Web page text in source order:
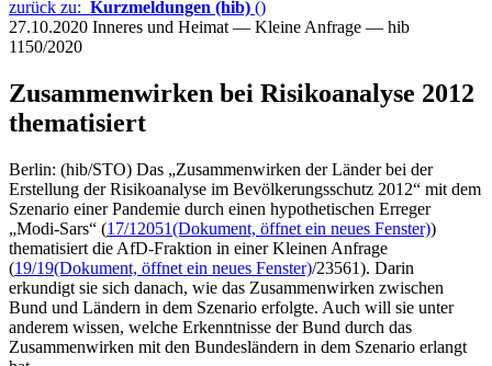
zurück zu: Kurzmeldungen (hib) ()
27.10.2020 Inneres und Heimat — Kleine Anfrage — hib
1150/2020
Zusammenwirken bei Risikoanalyse 2012
thematisiert
Berlin: (hib/STO) Das „Zusammenwirken der Länder bei der
Erstellung der Risikoanalyse im Bevölkerungsschutz 2012“ mit dem
Szenario einer Pandemie durch einen hypothetischen Erreger
„Modi-Sars“ (17/12051(Dokument, öffnet ein neues Fenster))
thematisiert die AfD-Fraktion in einer Kleinen Anfrage
(19/19(Dokument, öffnet ein neues Fenster)/23561). Darin
erkundigt sie sich danach, wie das Zusammenwirken zwischen
Bund und Ländern in dem Szenario erfolgte. Auch will sie unter
anderem wissen, welche Erkenntnisse der Bund durch das
Zusammenwirken mit den Bundesländern in dem Szenario erlangt